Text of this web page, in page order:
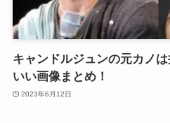
キャンドルジュンの元カノ
いい画像まとめ！
2023年6月12日